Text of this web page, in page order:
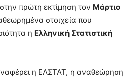
πρώτη εκτίμηση τον Μάρτιο
στοιχεία που
η Ελληνική Στατιστική
η ΕΛΣΤΑΤ, η αναθεώρηση